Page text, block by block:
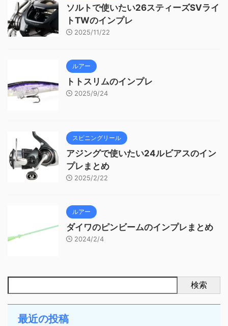
ソルトで使いたい26スティーズSVライ
トTWのインプレ
2025/11/22
ルアー
トトスリムのインプレ
2025/9/24
スピニングリール
アジングで使いたい24ルビアスのイン
プレまとめ
2025/2/22
ルアー
ダイワのピンビームのインプレまとめ
2024/2/4
検索
最近の投稿